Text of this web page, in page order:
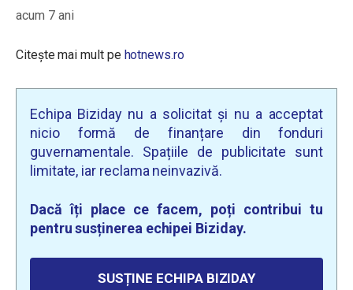
acum 7 ani
Citește mai mult pe hotnews.ro
Echipa Biziday nu a solicitat și nu a acceptat
nicio formă de finanțare din fonduri
guvernamentale. Spațiile de publicitate sunt
limitate, iar reclama neinvazivă.
Dacă îți place ce facem, poți contribui tu
pentru susținerea echipei Biziday.
SUSȚINE ECHIPA BIZIDAY